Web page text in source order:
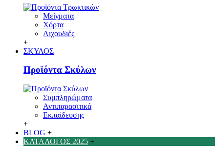
Μείγματα
Χόρτα
Λιχουδιές
+
ΣΚΥΛΟΣ
Προϊόντα Σκύλων
Συμπληρώματα
Αντιπαρασιτικά
Εκπαίδευσης
+
BLOG +
ΚΑΤΑΛΟΓΟΣ 2025 +